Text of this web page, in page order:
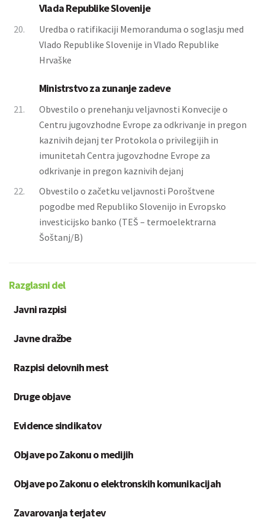
Vlada Republike Slovenije
20.
Uredba o ratifikaciji Memoranduma o soglasju med
Vlado Republike Slovenije in Vlado Republike
Hrvaške
Ministrstvo za zunanje zadeve
21.
Obvestilo o prenehanju veljavnosti Konvecije o
Centru jugovzhodne Evrope za odkrivanje in pregon
kaznivih dejanj ter Protokola o privilegijih in
imunitetah Centra jugovzhodne Evrope za
odkrivanje in pregon kaznivih dejanj
22.
Obvestilo o začetku veljavnosti Poroštvene
pogodbe med Republiko Slovenijo in Evropsko
investicijsko banko (TEŠ – termoelektrarna
Šoštanj/B)
Razglasni del
Javni razpisi
Javne dražbe
Razpisi delovnih mest
Druge objave
Evidence sindikatov
Objave po Zakonu o medijih
Objave po Zakonu o elektronskih komunikacijah
Zavarovanja terjatev